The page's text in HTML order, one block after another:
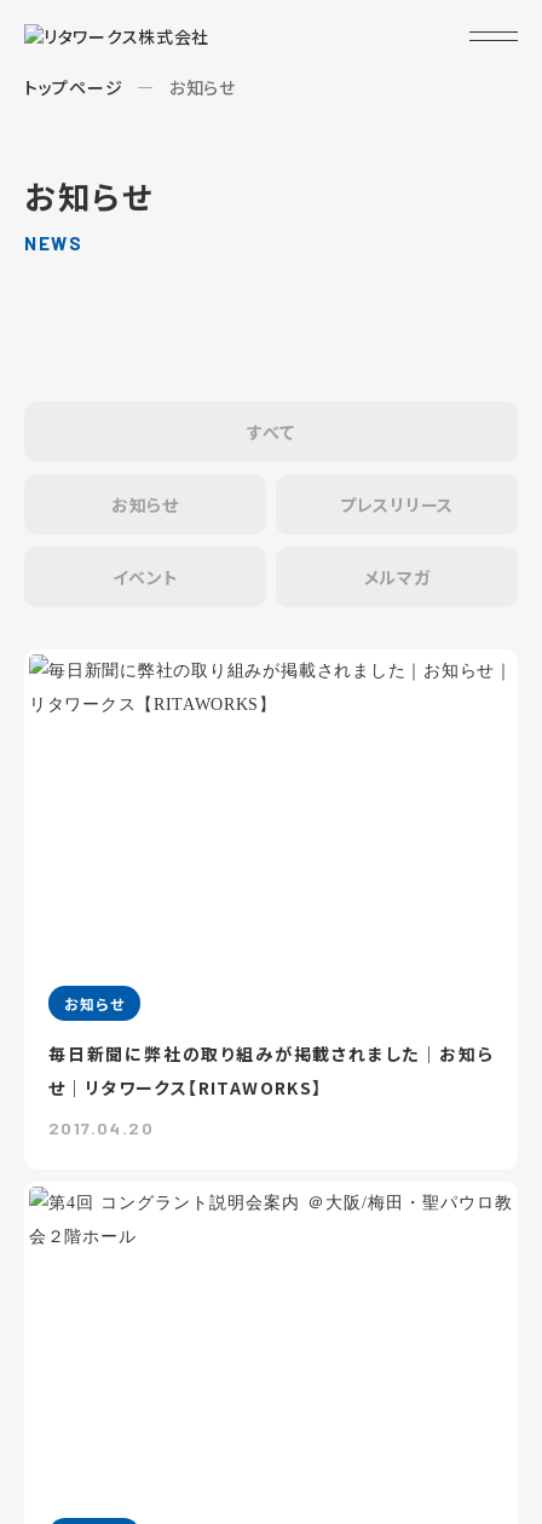
トップページ お知らせ
お知らせ
NEWS
すべて
お知らせ プレスリリース
イベント メルマガ
お知らせ
毎日新聞に弊社の取り組みが掲載されました｜お知ら
せ｜リタワークス【RITAWORKS】
2017.04.20